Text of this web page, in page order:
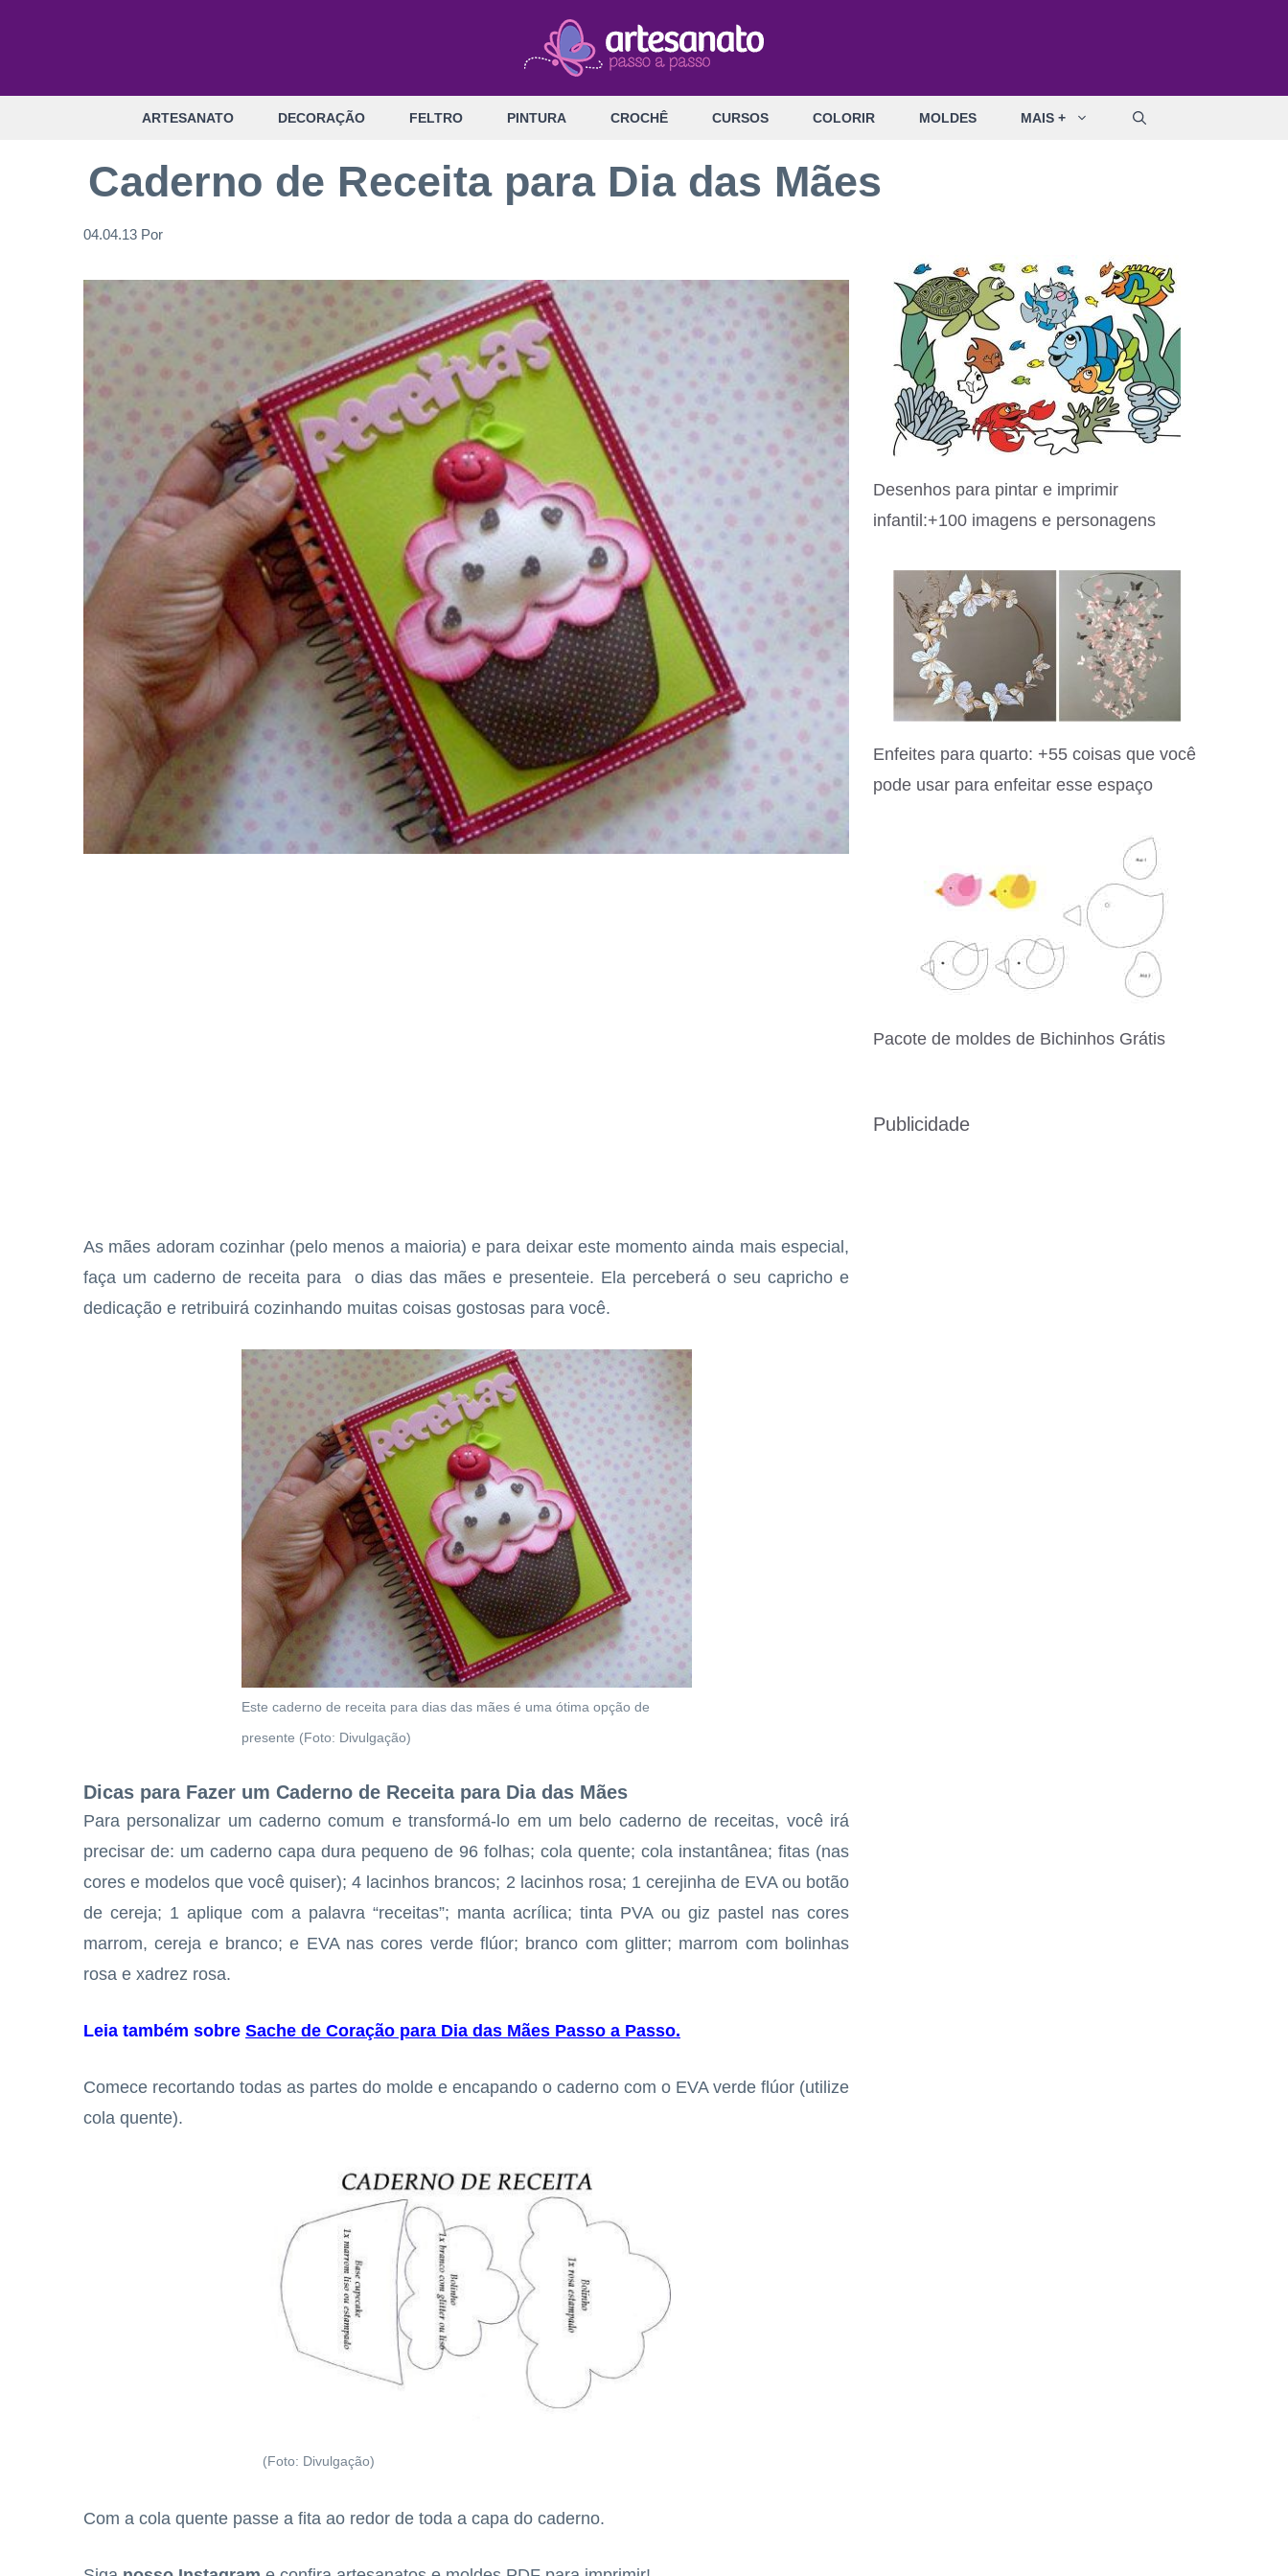
ARTESANATO DECORAÇÃO FELTRO PINTURA CROCHÊ CURSOS COLORIR MOLDES MAIS +
Caderno de Receita para Dia das Mães
04.04.13 Por
As mães adoram cozinhar (pelo menos a maioria) e para deixar este momento ainda mais especial,
faça um caderno de receita para o dias das mães e presenteie. Ela perceberá o seu capricho e
dedicação e retribuirá cozinhando muitas coisas gostosas para você.
Este caderno de receita para dias das mães é uma ótima opção de
presente (Foto: Divulgação)
Dicas para Fazer um Caderno de Receita para Dia das Mães
Para personalizar um caderno comum e transformá-lo em um belo caderno de receitas, você irá
precisar de: um caderno capa dura pequeno de 96 folhas; cola quente; cola instantânea; fitas (nas
cores e modelos que você quiser); 4 lacinhos brancos; 2 lacinhos rosa; 1 cerejinha de EVA ou botão
de cereja; 1 aplique com a palavra “receitas”; manta acrílica; tinta PVA ou giz pastel nas cores
marrom, cereja e branco; e EVA nas cores verde flúor; branco com glitter; marrom com bolinhas
rosa e xadrez rosa.
Leia também sobre Sache de Coração para Dia das Mães Passo a Passo.
Comece recortando todas as partes do molde e encapando o caderno com o EVA verde flúor (utilize
cola quente).
(Foto: Divulgação)
Com a cola quente passe a fita ao redor de toda a capa do caderno.
Desenhos para pintar e imprimir
infantil:+100 imagens e personagens
Enfeites para quarto: +55 coisas que você
pode usar para enfeitar esse espaço
Pacote de moldes de Bichinhos Grátis
Publicidade